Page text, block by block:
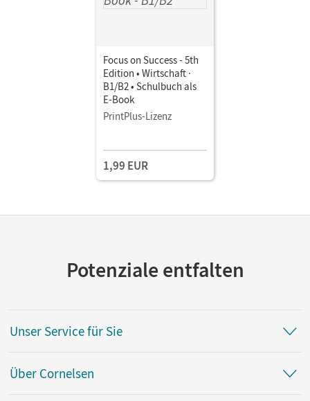
Focus on Success - 5th
Edition • Wirtschaft ·
B1/B2 • Schulbuch als
E-Book
PrintPlus-Lizenz
1,99 EUR
Potenziale entfalten
Unser Service für Sie
Über Cornelsen